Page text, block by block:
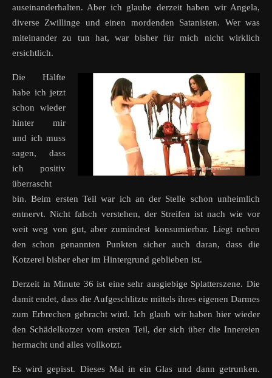
auseinanderhalten. Aber ich glaube derzeit haben wir Angela,
diverse Zwillinge und einen mordenden Satanisten. Wer was
miteinander zu tun hat, war bisher für mich nicht wirklich
ersichtlich.
Die Hälfte
habe ich jetzt
schon wieder
hinter mir
und ich muss
sagen, dass
ich positiv
überrascht
bin. Beim ersten Teil war ich an der Stelle schon unheimlich
entnervt. Nicht falsch verstehen, der Streifen ist nach wie vor
weit weg von gut, aber zumindest konsumierbar. Liegt neben
den schon genannten Punkten sicher auch daran, dass die
Kotzerei bisher eher im Hintergrund geblieben ist.
Derzeit in Minute 36 ist eine sehr ausgiebige Splatterszene. Die
damit endet, dass die Aufgeschlitzte mittels ihres eigenen Darmes
zum Erbrechen gebracht wird. Ich glaub wir haben hier wieder
den Schädelkotzer vom ersten Teil, der sich über die Innereien
hermacht und alles vollkotzt.
Es wird gepisst. Dieses Mal in ein Glas und dann getrunken.